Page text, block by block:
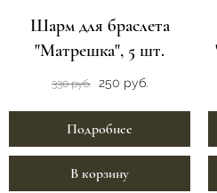
Шарм для браслета
"Матрешка", 5 шт.
330 руб. 250 руб.
Подробнее
В корзину